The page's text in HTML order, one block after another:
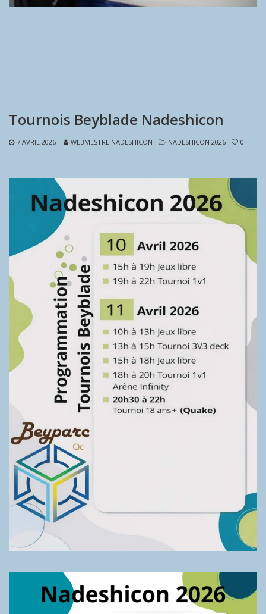
Tournois Beyblade Nadeshicon
7 AVRIL 2026 WEBMESTRE NADESHICON NADESHICON 2026 0